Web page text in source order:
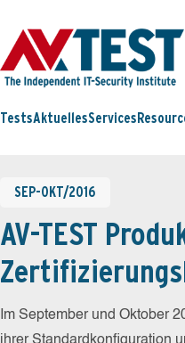
TestsAktuellesServices
SEP-OKT/2016
AV-TEST
Im September und Oktober